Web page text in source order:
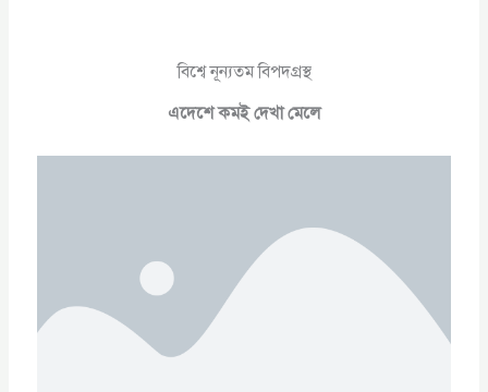
বিশ্বে নূন্যতম বিপদগ্রস্থ
এদেশে কমই দেখা মেলে